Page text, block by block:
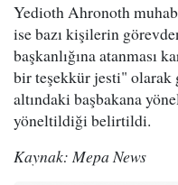
Yedioth Ahronoth
ise bazı kişilerin
başkanlığına atanması
bir teşekkür jesti" olarak
altındaki başbakana
yöneltildiği belirtildi.
Kaynak: Mepa News